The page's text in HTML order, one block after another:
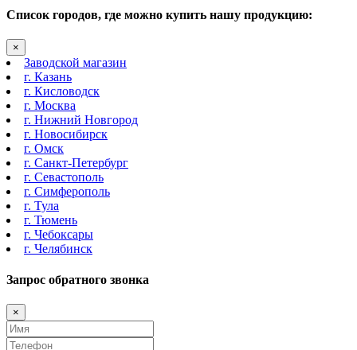
Список городов, где можно купить нашу продукцию:
×
Заводской магазин
г. Казань
г. Кисловодск
г. Москва
г. Нижний Новгород
г. Новосибирск
г. Омск
г. Санкт-Петербург
г. Севастополь
г. Симферополь
г. Тула
г. Тюмень
г. Чебоксары
г. Челябинск
Запрос обратного звонка
×